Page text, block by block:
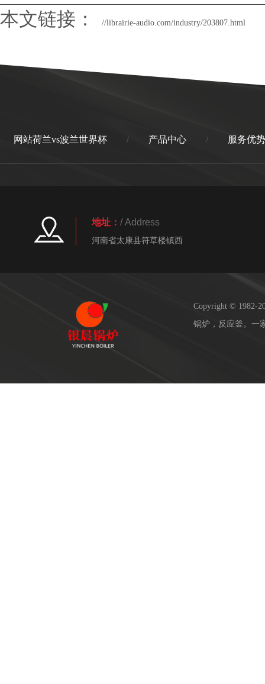
本文链接： //librairie-audio.com/industry/203807.html
网站荷兰vs波兰世界杯 / 产品中心 / 服务优势
地址： / Address
河南省太康县符草楼镇西
Copyright © 1982-
锅炉，反应釜。一